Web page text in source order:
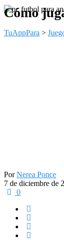
Cómo
TuAppPara >
PorNerea Ponce
7 de diciembre de
0